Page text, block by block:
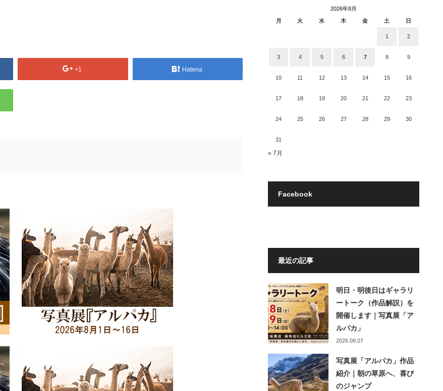
+1 Hatena
2026年8月
月
火 水 木 金 土 日
1 2
3 4 5 6 7 8 9
10 11 12 13 14 15 16
17 18 19 20 21 22 23
24 25 26 27 28 29 30
31
« 7月
Facebook
最近の記事
明日・明後日はギャラリ
ートーク（作品解説）を
開催します｜写真展「ア
ルパカ」
2026.08.07
写真展「アルパカ」作品
紹介｜朝の草原へ、喜び
のジャンプ